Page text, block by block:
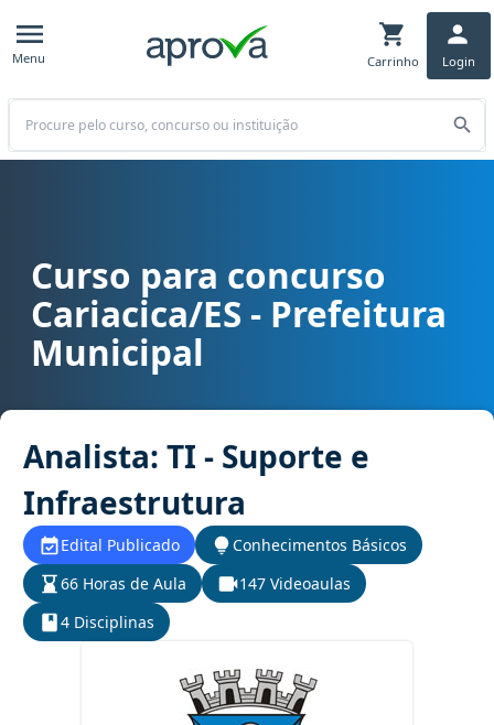
Menu Carrinho Login
Buscar
Curso para concurso Cariacica/ES - Prefeitura Municipal cargo
Curso para concurso
Cariacica/ES - Prefeitura
Municipal
Analista: TI - Suporte e
Infraestrutura
Edital Publicado
Conhecimentos Básicos
66 Horas de Aula
147 Videoaulas
4 Disciplinas